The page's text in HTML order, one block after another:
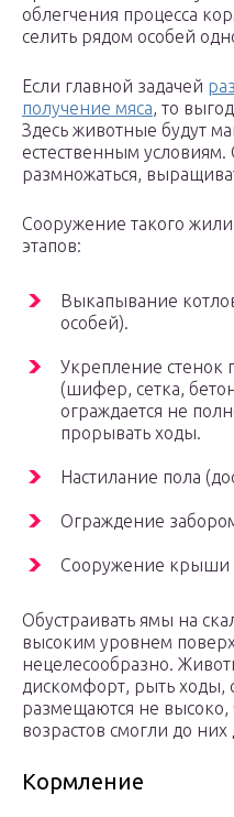
облегчения процесса
селить рядом особей
Если главной задачей
получение мяса, то
Здесь животные будут
естественным
размножаться,
Сооружение такого
этапов:
Выкапывание
особей).
Укрепление стенок
(шифер, сетка,
ограждается не
прорывать ходы.
Настилание пола
Ограждение
Сооружение крыши
Обустраивать ямы на
высоким уровнем
нецелесообразно.
дискомфорт, рыть ходы,
размещаются не высоко,
возрастов смогли до них
Кормление